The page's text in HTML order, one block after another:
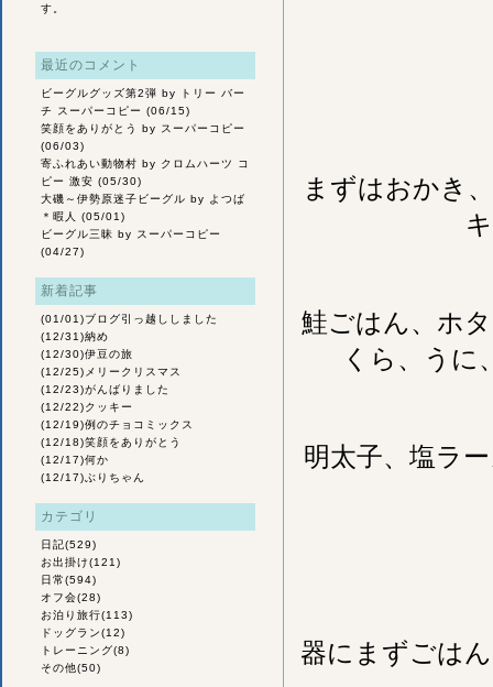
す。
最近のコメント
ビーグルグッズ第2弾 by トリー バー
チ スーパーコピー (06/15)
笑顔をありがとう
by スーパーコピー
(06/03)
寄ふれあい動物村 by クロムハーツ コ
ピー 激安 (05/30)
大磯～伊勢原迷子ビーグル by よつば
＊暇人 (05/01)
ビーグル三昧 by スーパーコピー
(04/27)
新着記事
(01/01)ブログ引っ越ししました
(12/31)納め
(12/30)伊豆の旅
(12/25) メリークリスマス
(12/23)がんばりました
(12/22)クッキー
(12/19)例のチョコミックス
(12/18)笑顔をありがとう
(12/17)何か
(12/17) ぶりちゃん
カテゴリ
日記(529)
お出掛け(121)
日常(594)
オフ会(28)
お泊り旅行(113)
ドッグラン(12)
トレーニング(8)
その他(50)
まずはおかき
鮭ごはん、ホ
くら、うに
明太子、塩ラ
器にまずごは